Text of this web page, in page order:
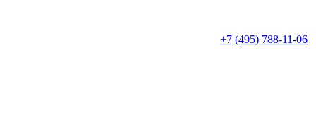
+7 (495) 788-11-06